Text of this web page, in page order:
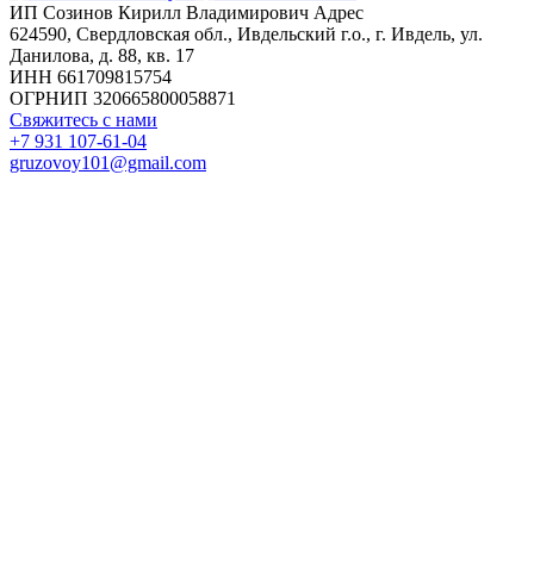
ИП Созинов Кирилл Владимирович Адрес
624590, Свердловская обл., Ивдельский г.о., г. Ивдель, ул.
Данилова, д. 88, кв. 17
ИНН 661709815754
ОГРНИП 320665800058871
Свяжитесь с нами
+7 931 107-61-04
gruzovoy101@gmail.com